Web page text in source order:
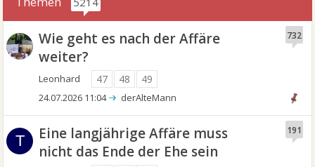
Wie geht es nach der Affäre
weiter?
Leonhard 47 48 49
732
24.07.2026 11:04 derAlteMann
T
Eine langjährige Affäre muss
nicht das Ende der Ehe sein
191